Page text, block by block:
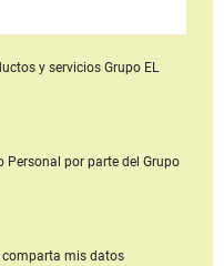
y serviciosGrupo EL
Personal por parte del Grupo
comparta mis datos